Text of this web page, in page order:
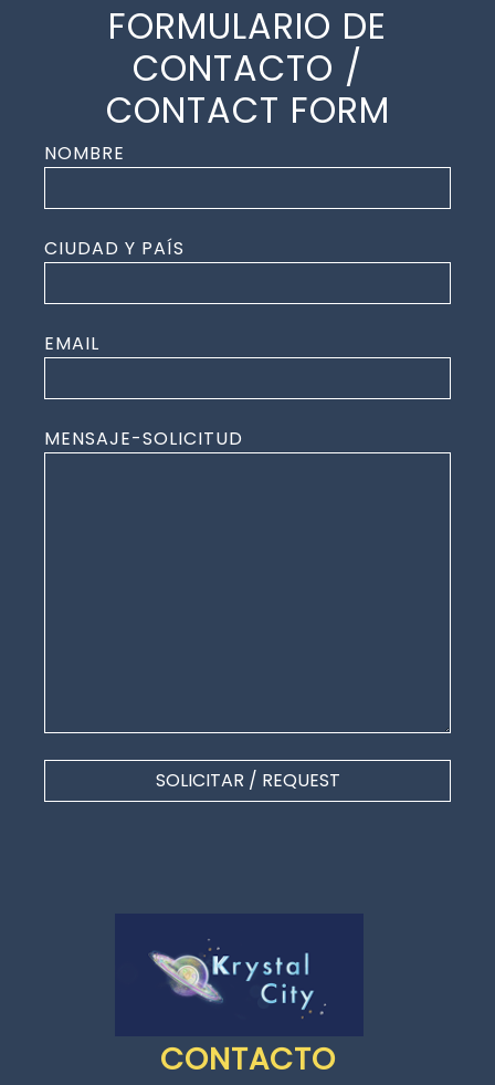
FORMULARIO DE
CONTACTO /
CONTACT FORM
NOMBRE
CIUDAD Y PAÍS
EMAIL
MENSAJE-SOLICITUD
CONTACTO